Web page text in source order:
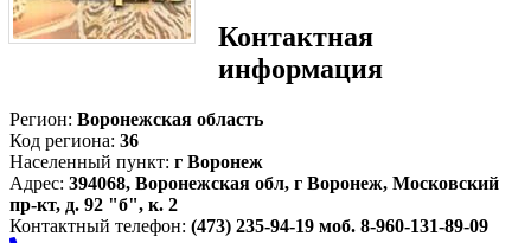
Контактная
информация
Регион: Воронежская область
Код региона: 36
Населенный пункт: г Воронеж
Адрес: 394068, Воронежская обл, г Воронеж, Московский
пр-кт, д. 92 "б", к. 2
Контактный телефон: (473) 235-94-19 моб. 8-960-131-89-09